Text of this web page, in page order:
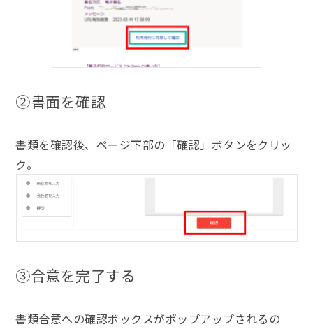
②書面を確認
書類を確認後、ページ下部の「確認」ボタンをクリッ
ク。
③合意を完了する
書類合意への確認ボックスがポップアップされるの